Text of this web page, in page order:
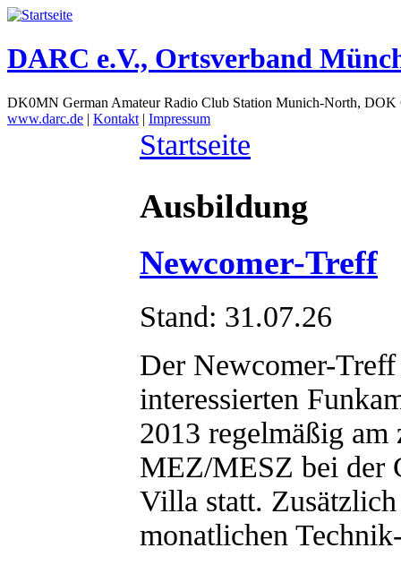
DARC e.V., Ortsverband
DK0MN German Amateur Radio Club Station Munich-North,
www.darc.de | Kontakt | Impressum
Startseite
Ausbildung
Newcomer-Treff
Stand: 31.07.26
Der Newcomer-
interessierten
2013 regelmäßig
MEZ/MESZ bei der
Villa statt.
monatlichen